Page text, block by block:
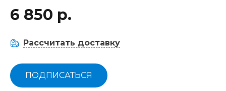
6 850 р.
Рассчитать доставку
ПОДПИСАТЬСЯ